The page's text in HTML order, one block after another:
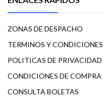
ZONAS DE DESPACHO
TERMINOS Y CONDICIONES
POLITICAS DE PRIVACIDAD
CONDICIONES DE COMPRA
CONSULTA BOLETAS